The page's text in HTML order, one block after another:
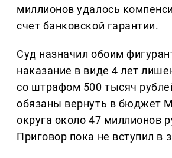
миллионов удалось
счет банковской гарантии.
Суд назначил обоим
наказание в виде 4 лет
со штрафом 500 тысяч
обязаны вернуть в бюджет
округа около 47 миллионов
Приговор пока не вступил в